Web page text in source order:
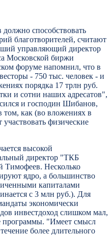
способствовать
благотворителей, считают
управляющий директор
Московской биржи
форуме напомнил, что в
- 750 тыс. человек - и
порядка 17 трлн руб.
и сотни наших адресатов",
и господин Шибанов,
как (во вложениях в
физические
высокой
директор "ТКБ
Тимофеев. Несколько
ядро, а большинство
капиталами
с 3 млн руб.). Для
экономически
инвестдоход слишком мал,
программы. "Имеет смысл
более длительного